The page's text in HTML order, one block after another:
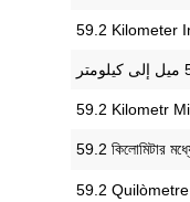
‎59.2 Kilometer
‎59.2 Kilometr
‎59.2 কিলোমিটার
‎59.2 Quilòmetre